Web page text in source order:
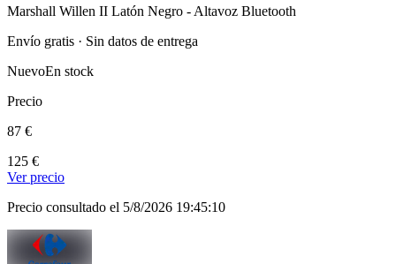
Marshall Willen II Latón Negro - Altavoz Bluetooth
Envío gratis · Sin datos de entrega
NuevoEn stock
Precio
87 €
125 €
Ver precio
Precio consultado el 5/8/2026 19:45:10